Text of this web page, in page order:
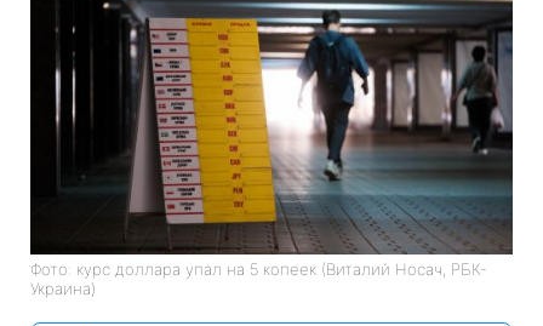
Фото: курс доллара упал на 5 копеек (Виталий Носач, РБК-
Украина)